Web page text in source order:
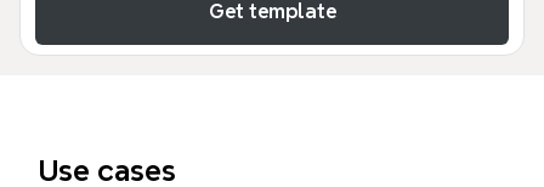
Get template
Use cases